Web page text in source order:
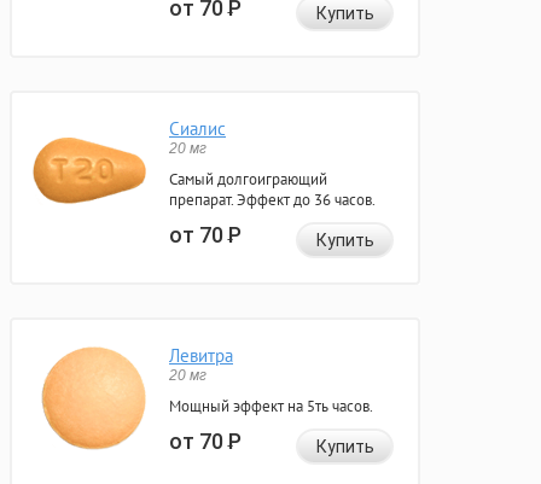
от 70Р Купить
Сиалис
20 мг
Самый долгоиграющий
препарат. Эффект до 36 часов.
от 70Р Купить
Левитра
20 мг
Мощный эффект на 5ть часов.
от 70Р Купить